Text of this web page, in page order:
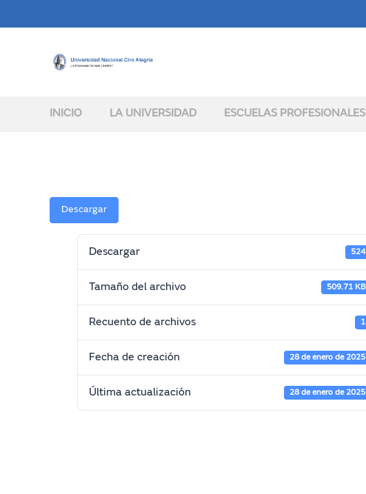
INICIO LA UNIVERSIDAD ESCUELAS PROFESIONALES
Descargar
Descargar 524
Tamaño del archivo 509.71 KB
Recuento de archivos 1
Fecha de creación 28 de enero de 2025
Última actualización 28 de enero de 2025